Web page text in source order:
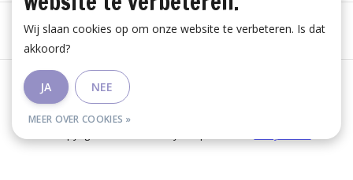
Algemene voorwaarden
Wij slaan cookies op om onze website te verbeteren. Is dat
akkoord?
JA NEE
MEER OVER COOKIES »